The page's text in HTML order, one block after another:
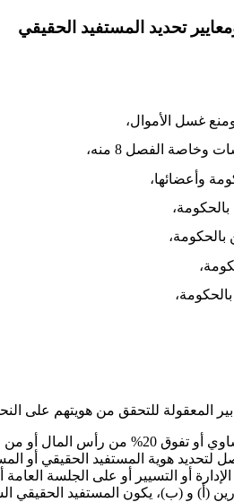
المعقولة للتحقق من هويتهم على
حقوق الاقتراع،
هوية المستفيد الحقيقي أو
أو التسيير أو على الجلسة
(أ) و (ب)، يكون المستفيد